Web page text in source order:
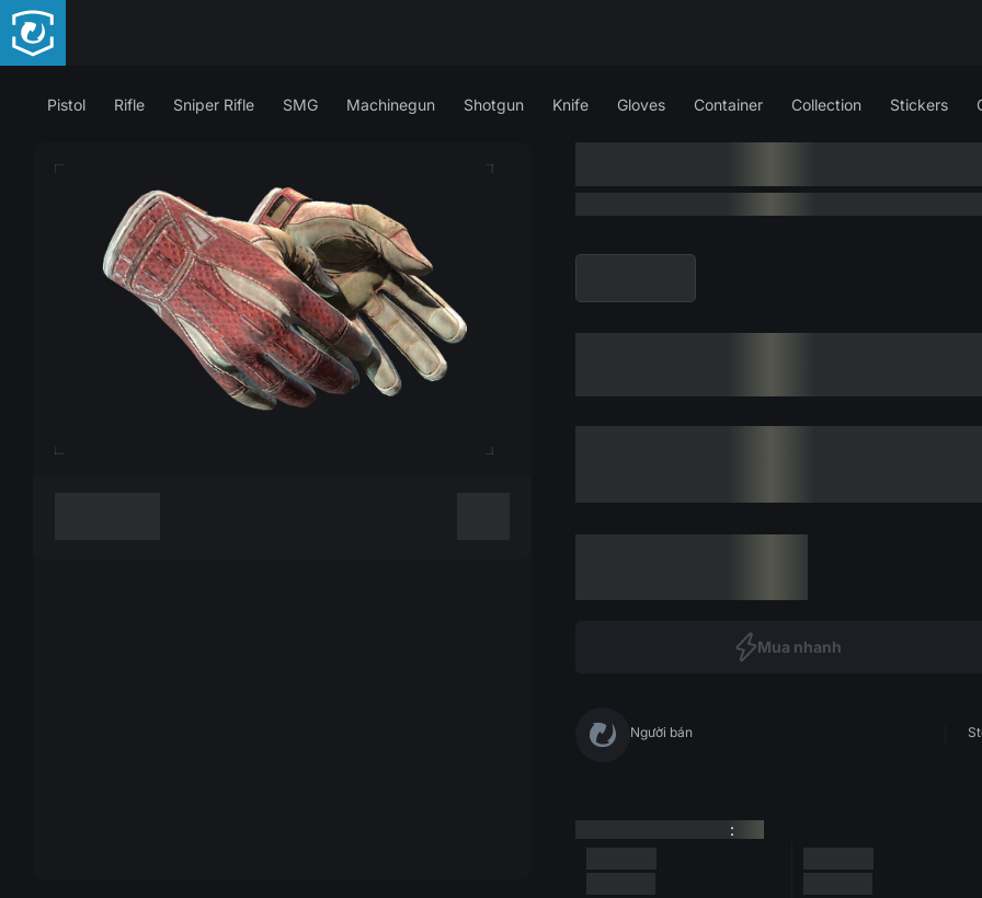
Pistol Rifle Sniper Rifle SMG Machinegun Shotgun Knife Gloves Container Collection Stickers
Mua nhanh
Người bán
: